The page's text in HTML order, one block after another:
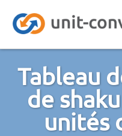
Tableau
de
unités